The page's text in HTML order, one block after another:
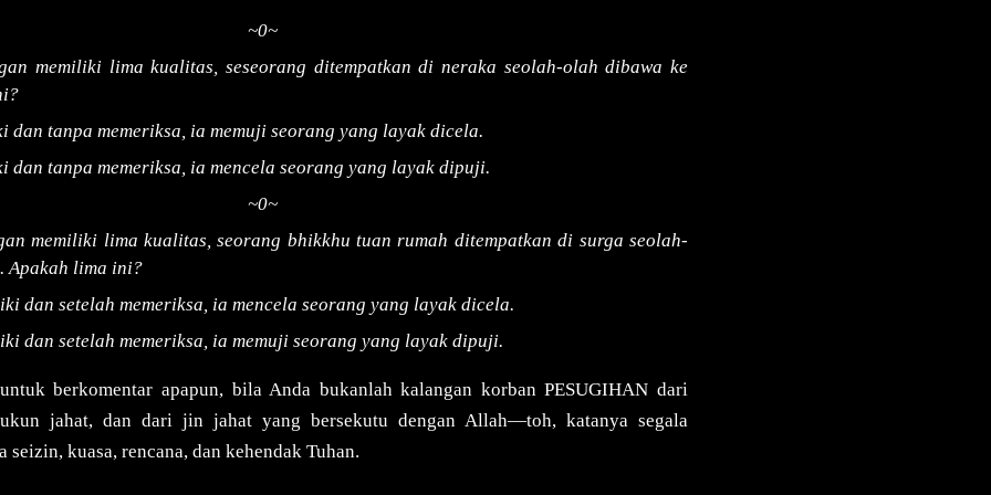
~0~
memiliki lima kualitas, seseorang ditempatkan di neraka seolah-olah dibawa ke
dan tanpa memeriksa, ia memuji seorang yang layak dicela.
dan tanpa memeriksa, ia mencela seorang yang layak dipuji.
~0~
memiliki lima kualitas, seorang bhikkhu tuan rumah ditempatkan di surga seolah-
Apakah lima ini?
dan setelah memeriksa, ia mencela seorang yang layak dicela.
dan setelah memeriksa, ia memuji seorang yang layak dipuji.
berkomentar apapun, bila Anda bukanlah kalangan korban PESUGIHAN dari
jahat, dan dari jin jahat yang bersekutu dengan Allah—toh, katanya segala
seizin, kuasa, rencana, dan kehendak Tuhan.